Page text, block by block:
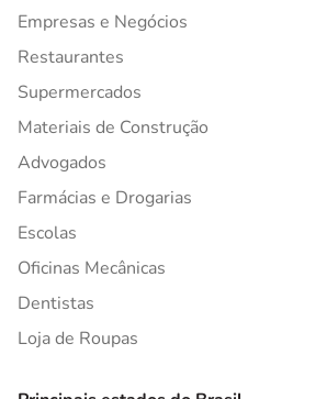
Empresas e Negócios
Restaurantes
Supermercados
Materiais de Construção
Advogados
Farmácias e Drogarias
Escolas
Oficinas Mecânicas
Dentistas
Loja de Roupas